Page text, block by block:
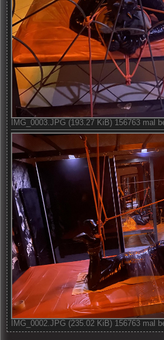
IMG_0003.JPG (193.27 KiB) 156763 mal
IMG_0002.JPG (235.02 KiB) 156763 mal